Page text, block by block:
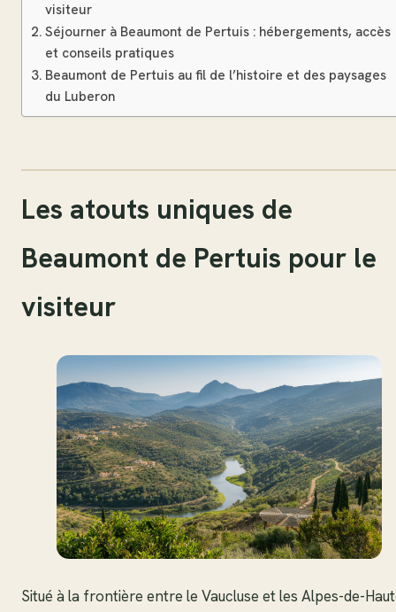
visiteur
Séjourner à Beaumont de Pertuis : hébergements, accès
et conseils pratiques
Beaumont de Pertuis au fil de l’histoire et des paysages
du Luberon
Les atouts uniques de
Beaumont de Pertuis pour le
visiteur
Situé à la frontière entre le Vaucluse et les Alpes-de-